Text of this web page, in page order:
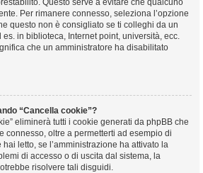
Questo serve a evitare che qualcuno
Per rimanere connesso, seleziona l’opzione
questo non è consigliato se ti colleghi da un
es. in biblioteca, Internet point, università, ecc.
che un amministratore ha disabilitato
“Cancella cookie”?
eliminerà tutti i cookie generati da phpBB che
connesso, oltre a permetterti ad esempio di
letto, se l’amministrazione ha attivato la
di accesso o di uscita dal sistema, la
risolvere tali disguidi.